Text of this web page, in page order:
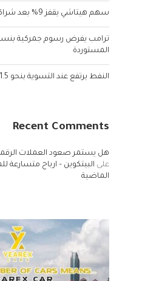
سهم هيتاشي يقفز 9% بعد شراكة استراتيجية مع أوبن إيه آي
المستوردة
النفط يرتفع عند التسوية بنحو 1.5% مع الإغلاق
Recent Comments
هل يستمر صعود العملات الرقمية في 2024؟ -
على البيتكوين – ارباح
الماضية